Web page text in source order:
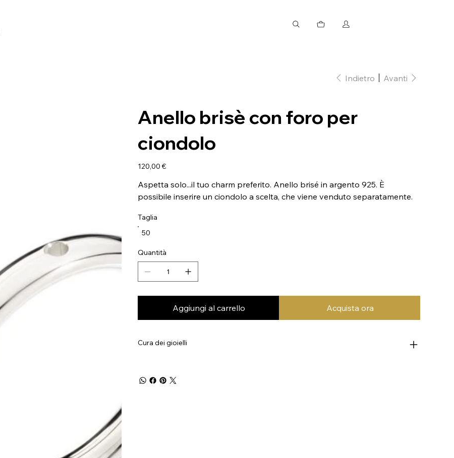
Indietro Avanti
Anello brisè con foro per
ciondolo
Prezzo
120,00 €
Aspetta solo...il tuo charm preferito. Anello brisé in argento 925. È
possibile inserire un ciondolo a scelta, che viene venduto separatamente.
50
Taglia
Quantità
Aggiungi al carrello Acquista ora
Cura dei gioielli